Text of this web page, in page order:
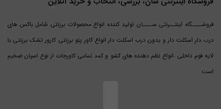
فروشــــگاه اینتــرنتی ســــان تولید کننده انواع محصولات برزنتی شامل باکس های
درب دار اسکلت دار و بدون درب اسکلت دار انواع کاور پتو برزنتی کارور تشک برزنتی با
لایه فوم داخلی .انواع نظم دهنده های کشو و کمد تمامی کاورجات از نوع اسپان ضخیم
است